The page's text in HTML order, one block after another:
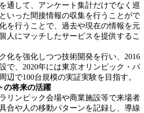
通して、アンケート集計だけでなく巡
いった間接情報の収集を行うことがで
を行うことで、過去や現在の情報を元
人にマッチしたサービスを提供するこ
化を強化しつつ技術開発を行い、2016
で、2020年には東京オリンピック・パ
辺で100台規模の実証実験を目指す。
の将来の活躍
リンピック会場や商業施設等で来場者
合や人の移動パターンを記録し、導線